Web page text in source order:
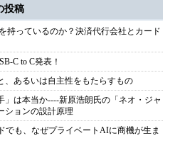
投稿
持っているのか？決済代行会社とカード
C to C発表！
、あるいは自主性をもたらすもの
」は本当か----新原浩朗氏の「ネオ・ジャ
ションの設計原理
も、なぜプライベートAIに商機が生ま